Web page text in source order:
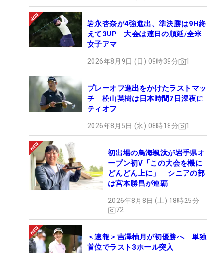
岩永杏奈が4強進出、準決勝は9H終
えて3UP 大会は連日の順延/全米
女子アマ
2026年8月9日 (日) 09時39分 1
プレーオフ進出をかけたラストマッ
チ 松山英樹は日本時間7日深夜に
ティオフ
2026年8月5日 (水) 08時18分 1
初出場の鳥海颯汰が岩手県オ
ープン初V「この大会を機に
どんどん上に」 シニアの部
は宮本勝昌が連覇
2026年8月8日 (土) 18時25分
72
＜速報＞吉澤柚月が初優勝へ 単独
首位でラスト3ホール突入